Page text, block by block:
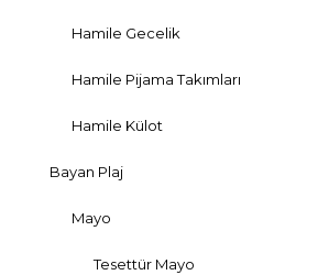
Hamile Gecelik
Hamile Pijama Takımları
Hamile Külot
Bayan Plaj
Mayo
Tesettür Mayo